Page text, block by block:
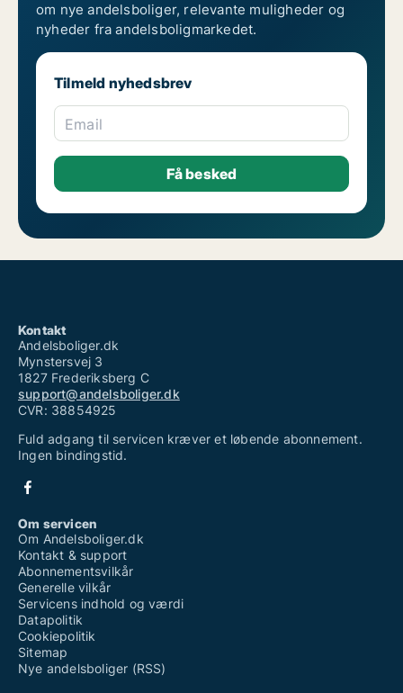
om nye andelsboliger, relevante muligheder og
nyheder fra andelsboligmarkedet.
Tilmeld nyhedsbrev
Email
Kontakt
Andelsboliger.dk
Mynstersvej 3
1827 Frederiksberg C
support@andelsboliger.dk
CVR: 38854925
Fuld adgang til servicen kræver et løbende abonnement.
Ingen bindingstid.
Om servicen
Om Andelsboliger.dk
Kontakt & support
Abonnementsvilkår
Generelle vilkår
Servicens indhold og værdi
Datapolitik
Cookiepolitik
Sitemap
Nye andelsboliger (RSS)